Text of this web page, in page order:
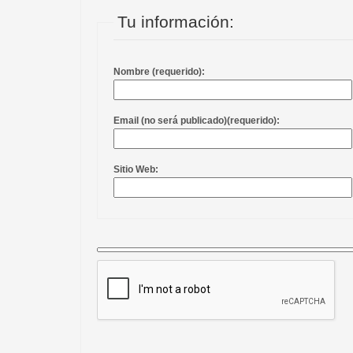
Tu información:
Nombre (requerido):
Email (no será publicado)(requerido):
Sitio Web: